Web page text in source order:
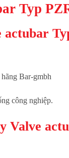
Typ
Bar-gmbh
công nghiệp.
Valve